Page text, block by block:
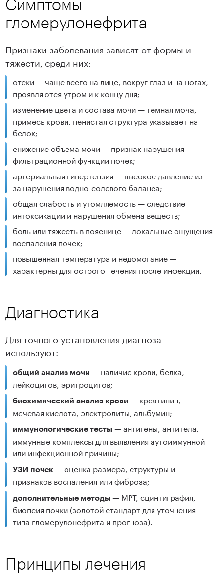
Симптомы
гломерулонефрита
Признаки заболевания зависят от формы и
тяжести, среди них:
отеки — чаще всего на лице, вокруг глаз и на ногах,
проявляются утром и к концу дня;
изменение цвета и состава мочи — темная моча,
примесь крови, пенистая структура указывает на
белок;
снижение объема мочи — признак нарушения
фильтрационной функции почек;
артериальная гипертензия — высокое давление из-
за нарушения водно-солевого баланса;
общая слабость и утомляемость — следствие
интоксикации и нарушения обмена веществ;
боль или тяжесть в пояснице — локальные ощущения
воспаления почек;
повышенная температура и недомогание —
характерны для острого течения после инфекции.
Диагностика
Для точного установления диагноза
используют:
общий анализ мочи — наличие крови, белка,
лейкоцитов, эритроцитов;
биохимический анализ крови — креатинин,
мочевая кислота, электролиты, альбумин;
иммунологические тесты — антигены, антитела,
иммунные комплексы для выявления аутоиммунной
или инфекционной причины;
УЗИ почек — оценка размера, структуры и
признаков воспаления или фиброза;
дополнительные методы — МРТ, сцинтиграфия,
биопсия почки (золотой стандарт для уточнения
типа гломерулонефрита и прогноза).
Принципы лечения